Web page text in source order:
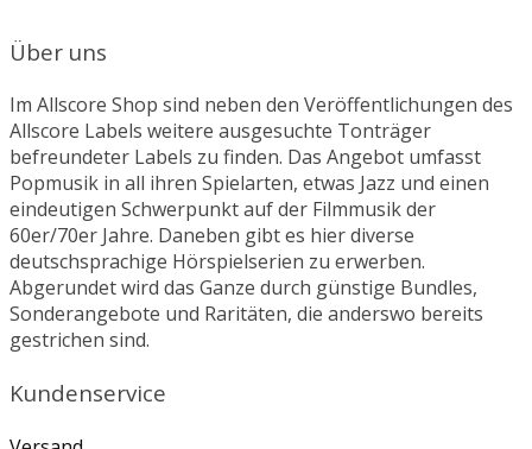
Über uns
Im Allscore Shop sind neben den Veröffentlichungen des
Allscore Labels weitere ausgesuchte Tonträger
befreundeter Labels zu finden. Das Angebot umfasst
Popmusik in all ihren Spielarten, etwas Jazz und einen
eindeutigen Schwerpunkt auf der Filmmusik der
60er/70er Jahre. Daneben gibt es hier diverse
deutschsprachige Hörspielserien zu erwerben.
Abgerundet wird das Ganze durch günstige Bundles,
Sonderangebote und Raritäten, die anderswo bereits
gestrichen sind.
Kundenservice